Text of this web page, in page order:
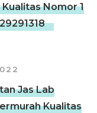
Nomor 1
Jas Lab
Kualitas